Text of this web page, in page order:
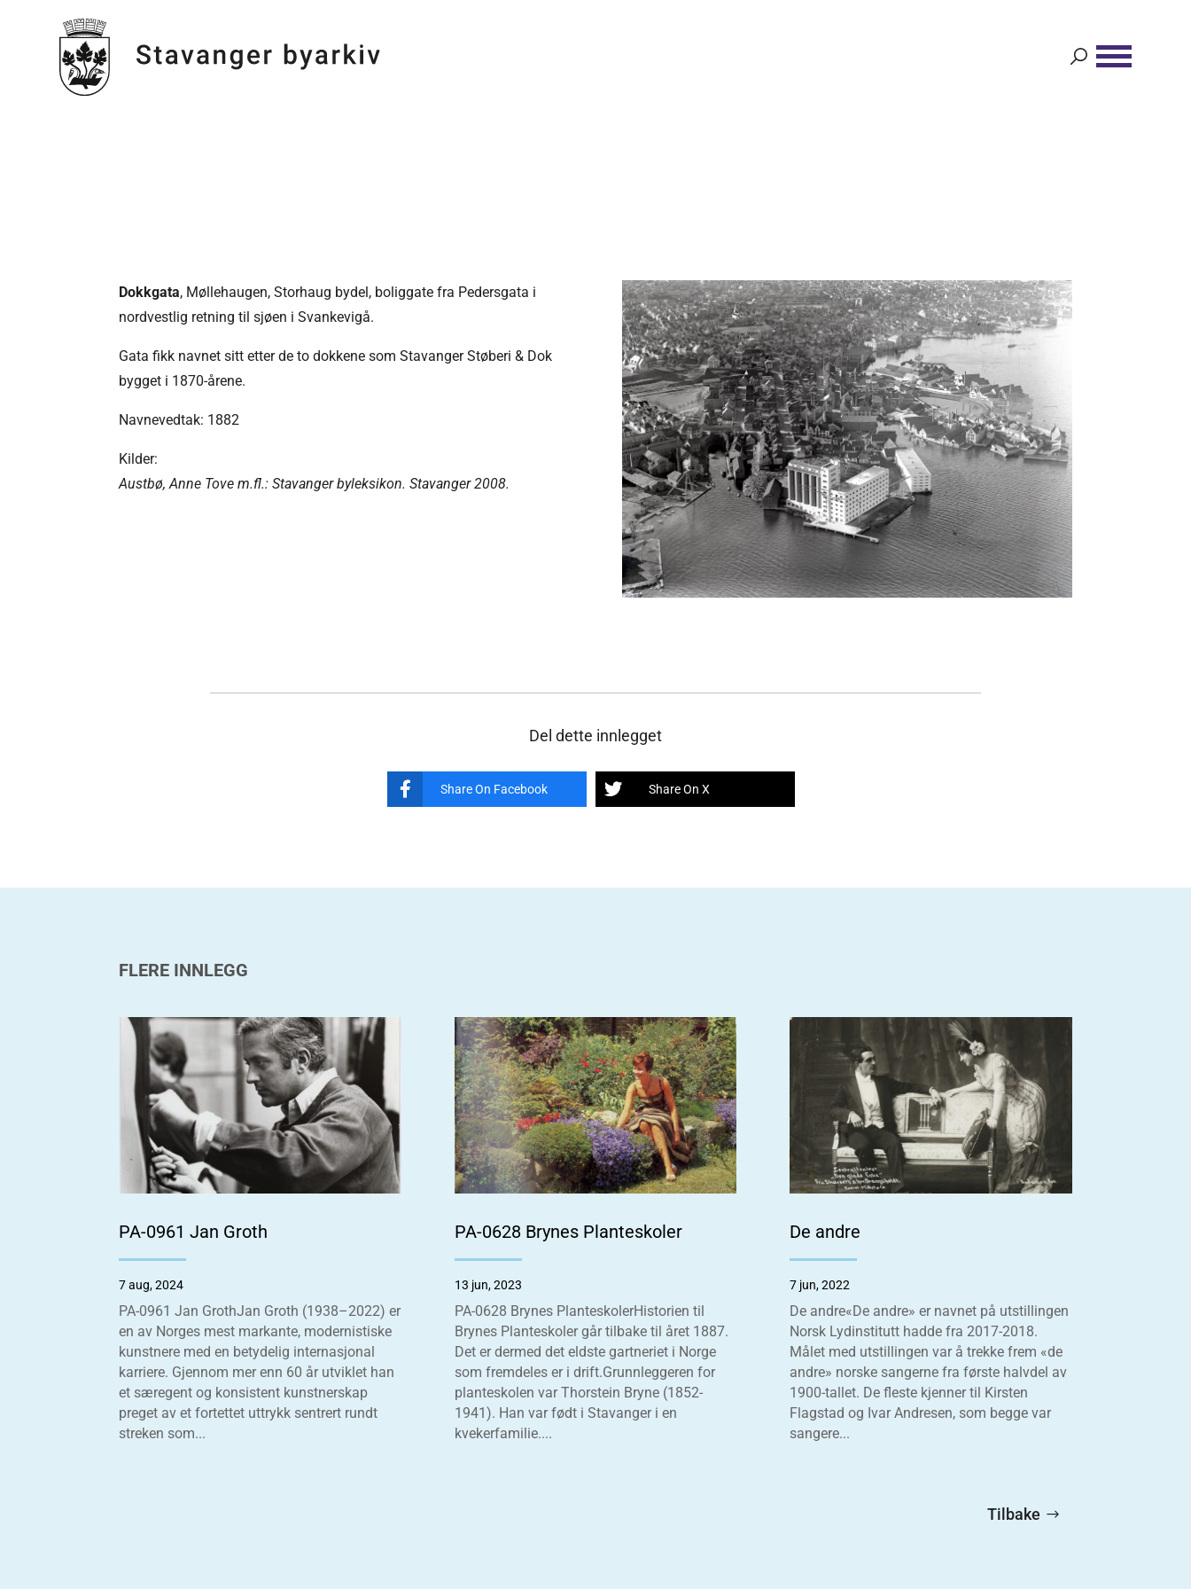
Dokkgata, Møllehaugen, Storhaug bydel, boliggate fra Pedersgata i
nordvestlig retning til sjøen i Svankevigå.
Gata fikk navnet sitt etter de to dokkene som Stavanger Støberi & Dok
bygget i 1870-årene.
Navnevedtak: 1882
Kilder:
Austbø, Anne Tove m.fl.: Stavanger byleksikon. Stavanger 2008.
Del dette innlegget
Share On Facebook Share On X
FLERE INNLEGG
PA-0961 Jan Groth
7 aug, 2024
PA-0961 Jan GrothJan Groth (1938–2022) er
en av Norges mest markante, modernistiske
kunstnere med en betydelig internasjonal
karriere. Gjennom mer enn 60 år utviklet han
et særegent og konsistent kunstnerskap
preget av et fortettet uttrykk sentrert rundt
streken som...
PA-0628 Brynes Planteskoler
13 jun, 2023
PA-0628 Brynes PlanteskolerHistorien til
Brynes Planteskoler går tilbake til året 1887.
Det er dermed det eldste gartneriet i Norge
som fremdeles er i drift.Grunnleggeren for
planteskolen var Thorstein Bryne (1852-
1941). Han var født i Stavanger i en
kvekerfamilie....
De andre
7 jun, 2022
De andre«De andre» er navnet på utstillingen
Norsk Lydinstitutt hadde fra 2017-2018.
Målet med utstillingen var å trekke frem «de
andre» norske sangerne fra første halvdel av
1900-tallet. De fleste kjenner til Kirsten
Flagstad og Ivar Andresen, som begge var
sangere...
Tilbake